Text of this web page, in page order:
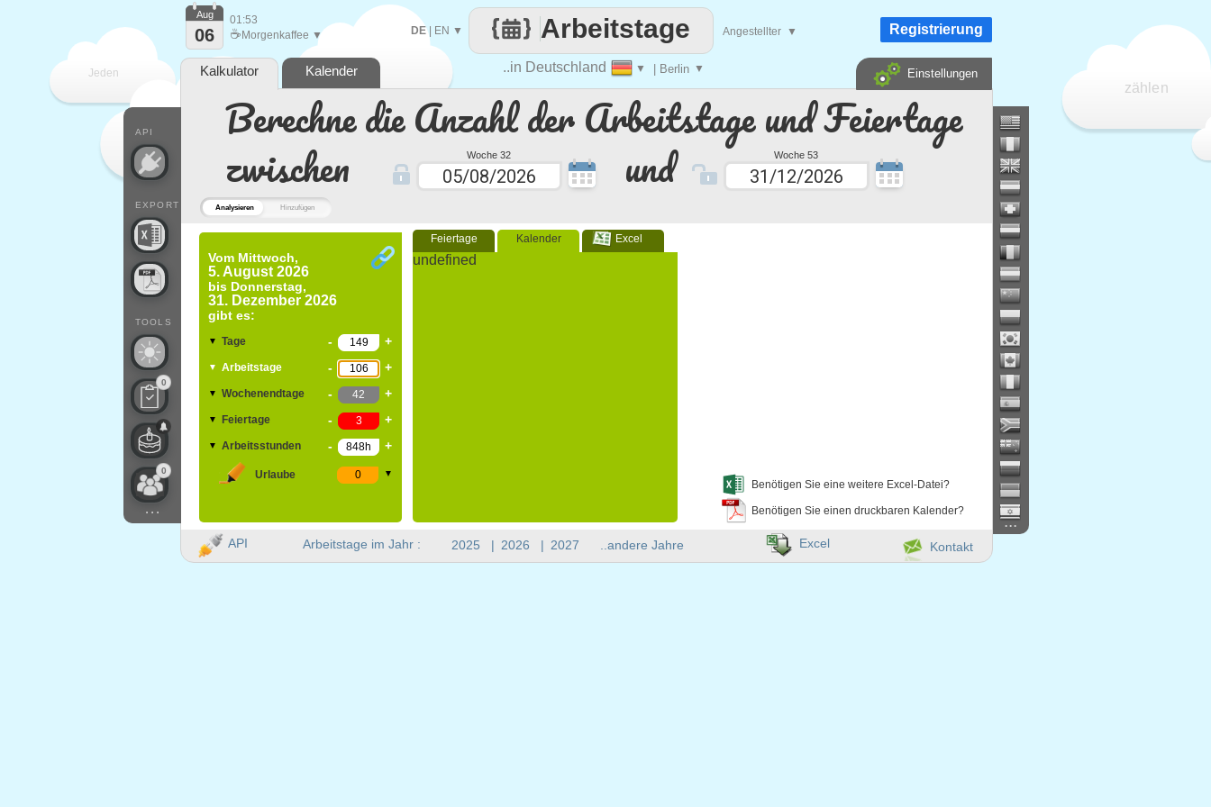
Analysieren Hinzufügen
Berechne die Anzahl der Arbeitstage und Feiertage
zwischen
Woche 32 und Woche 53
Vom Mittwoch,
5. August 2026
bis Donnerstag,
31. Dezember 2026
gibt es:
▼ Tage - +
▼ Arbeitstage - +
▼ Wochenendtage - +
▼ Feiertage - +
▼ Arbeitsstunden - +
Urlaube ▼
Feiertage Kalender Excel
undefined
Benötigen Sie eine weitere Excel-Datei?
Benötigen Sie einen druckbaren Kalender?
Jeden
zählen
..in Deutschland ▼ | Berlin ▼
Arbeitstage
DE| EN ▼ Angestellter ▼
API
EXPORT
TOOLS
0
0
...
Aug
06
01:53
☕ Morgenkaffee ▼ Registrierung
Kalkulator Kalender Einstellungen
Arbeitstage im Jahr : 2025 | 2026 | 2027 ..andere Jahre
...
API Kontakt
Excel